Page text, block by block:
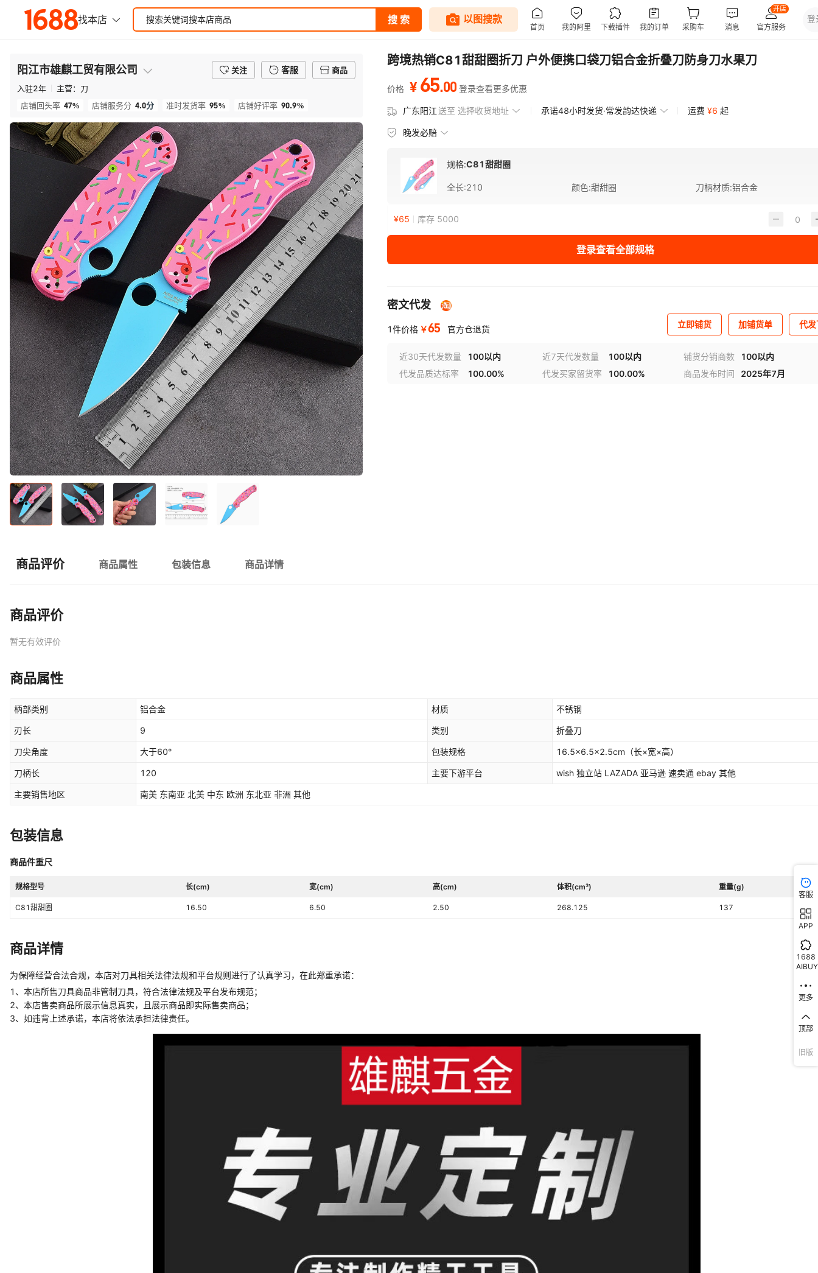
阳江市雄麒工贸有限公司 关注 客服
商品
入驻2年 主营： 刀
店铺回头率 47% 店铺服务分 4.0分 准时发货率 95% 店铺好评率 90.9%
跨境热销C81甜甜圈折刀 户外便携口袋刀铝合金折叠刀防身刀水果刀
价格 ¥ 65.00 登录查看更多优惠
广东阳江送至 选择收货地址 承诺48小时发货·常发韵达快递 运费 ¥6 起
晚发必赔
规格:C81甜甜圈
全长:210 颜色:甜甜圈 刀柄材质:铝合金
¥65 库存 5000
登录查看全部规格
密文代发
1件价格 ￥65 官方仓退货 立即铺货 加铺货单 代
近30天代发数量 100以内 近7天代发数量 100以内 铺货分销商数
100以内
代发品质达标率
100.00% 代发买家留货率 100.00% 商品发布时间 2025年7月
商品评价 商品属性 包装信息 商品详情
商品评价
暂无有效评价
商品属性
柄部类别 铝合金 材质 不锈钢
刃长 9 类别 折叠刀
刀尖角度 大于60° 包装规格 16.5×6.5×2.5cm（长×宽×高）
刀柄长 120 主要下游平台 wish 独立站 LAZADA 亚马逊 速卖通 ebay 其他
主要销售地区 南美 东南亚 北美 中东 欧洲 东北亚 非洲 其他
包装信息
商品件重尺
规格型号 长(cm) 宽(cm) 高(cm) 体积(cm³) 重量(g)
C81甜甜圈 16.50 6.50 2.50 268.125 137
商品详情
为保障经营合法合规，本店对刀具相关法律法规和平台规则进行了认真学习，在此郑重承诺：
1、本店所售刀具商品非管制刀具，符合法律法规及平台发布规范；
2、本店售卖商品所展示信息真实，且展示商品即实际售卖商品；
3、如违背上述承诺，本店将依法承担法律责任。
客服
APP
1688
AIBUY
更多
顶部
旧版